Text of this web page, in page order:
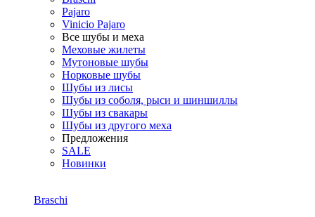
Pajaro
Vinicio Pajaro
Все шубы и меха
Меховые жилеты
Мутоновые шубы
Норковые шубы
Шубы из лисы
Шубы из соболя, рыси и шиншиллы
Шубы из свакары
Шубы из другого меха
Предложения
SALE
Новинки
Braschi